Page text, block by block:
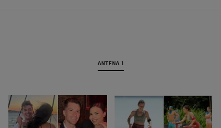
ANTENA 1